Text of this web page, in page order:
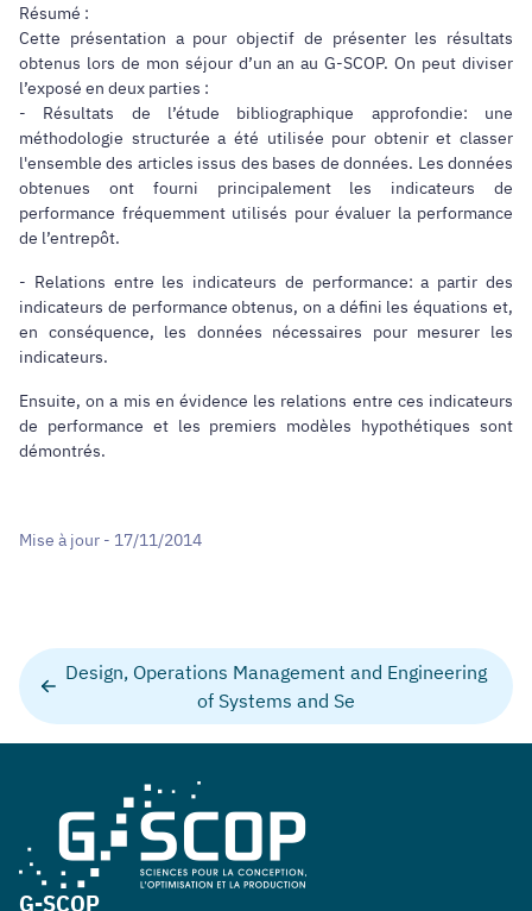
Résumé :
Cette présentation a pour objectif de présenter les résultats
obtenus lors de mon séjour d’un an au G-SCOP. On peut diviser
l’exposé en deux parties :
- Résultats de l’étude bibliographique approfondie: une
méthodologie structurée a été utilisée pour obtenir et classer
l'ensemble des articles issus des bases de données. Les données
obtenues ont fourni principalement les indicateurs de
performance fréquemment utilisés pour évaluer la performance
de l’entrepôt.
- Relations entre les indicateurs de performance: a partir des
indicateurs de performance obtenus, on a défini les équations et,
en conséquence, les données nécessaires pour mesurer les
indicateurs.
Ensuite, on a mis en évidence les relations entre ces indicateurs
de performance et les premiers modèles hypothétiques sont
démontrés.
Mise à jour - 17/11/2014
Design, Operations Management and Engineering
of Systems and Se
G-SCOP